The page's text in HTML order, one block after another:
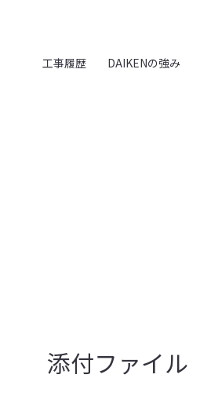
工事履歴 DAIKENの強み
添付ファイル